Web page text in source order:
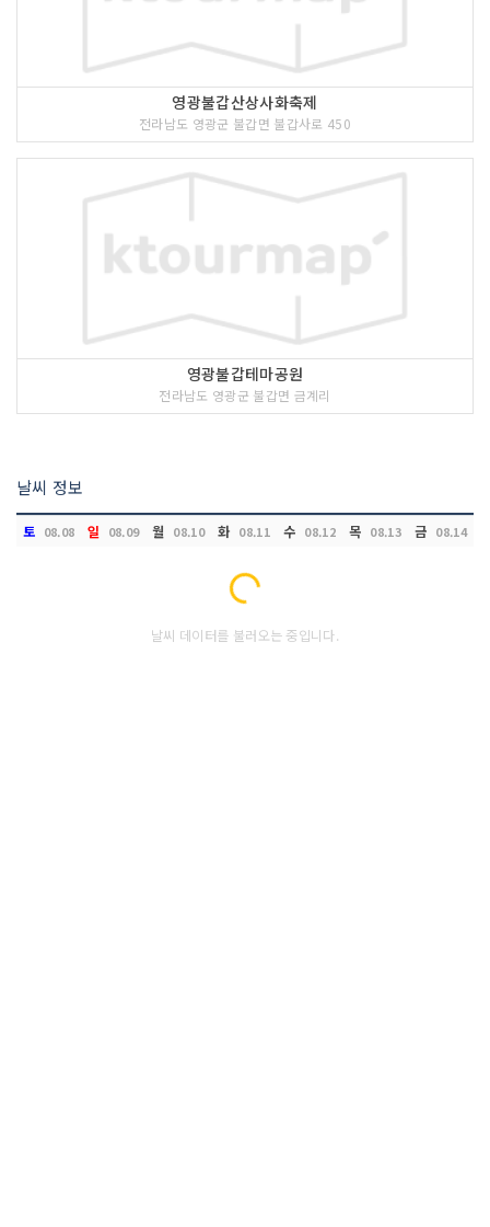
영광불갑산상사화축제
전라남도 영광군 불갑면 불갑사로 450
영광불갑테마공원
전라남도 영광군 불갑면 금계리
날씨 정보
토 08.08 일 08.09 월 08.10 화 08.11 수 08.12 목 08.13 금 08.14
Loading...
날씨 데이터를 불러오는 중입니다.